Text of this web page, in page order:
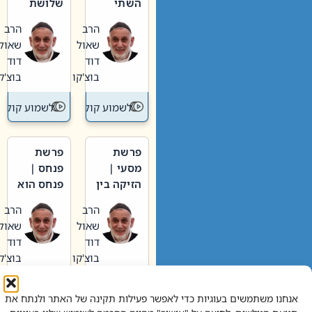
אנחנו משתמשים בעוגיות כדי לאפשר פעילות תקינה של האתר ולנתח את
וערב של
חיינו
הרב
שאול
דוד
בוצ'קו
לשמוע קול תורה – מדרש
האבות
הרב
שאול
דוד
בוצ'קו
לשמוע קול
פרשת
מסעי |
הזיקה בין
הגדול לעם הרב
שאול
דוד
בוצ'קו
לשמוע קול תורה – מדרש
פרשת
פנחס |
פנחס הוא
אליהו: בין
קנאות
הורסת
לקנאות
בונה
הרב
שאול
דוד
בוצ'קו
לשמוע קול